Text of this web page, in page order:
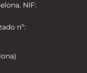
NIF:
nº: